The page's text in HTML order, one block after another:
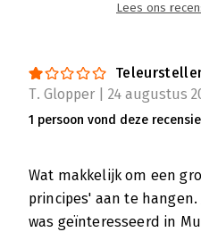
Lees ons
T. Glopper | 24 augustus
1 persoon vond deze
Wat makkelijk om een
principes' aan te
was geïnteresseerd in